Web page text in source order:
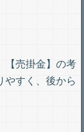
【売掛金】の考
やすく、後から